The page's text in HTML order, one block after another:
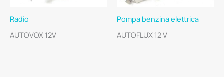
Radio
AUTOVOX 12V
Pompa benzina elettrica
AUTOFLUX 12 V